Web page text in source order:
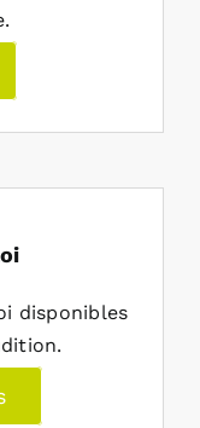
disponibles